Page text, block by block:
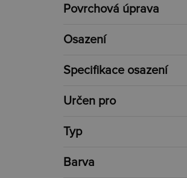
Povrchová úprava
Osazení
Specifikace osazení
Určen pro
Typ
Barva